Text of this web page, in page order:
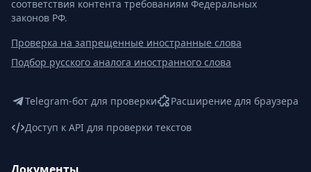
соответствия контента требованиям Федеральных
законов РФ.
Проверка на запрещенные иностранные слова
Подбор русского аналога иностранного слова
Telegram-бот для проверки
Расширение для браузера
Доступ к API для проверки текстов